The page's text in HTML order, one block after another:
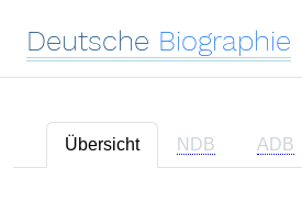
Deutsche Biographie
Übersicht NDB ADB